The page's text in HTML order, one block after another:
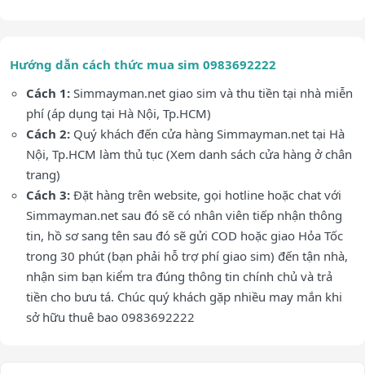
Hướng dẫn cách thức mua sim 0983692222
Cách 1: Simmayman.net giao sim và thu tiền tại nhà miễn
phí (áp dụng tại Hà Nội, Tp.HCM)
Cách 2: Quý khách đến cửa hàng Simmayman.net tại Hà
Nội, Tp.HCM làm thủ tục (Xem danh sách cửa hàng ở chân
trang)
Cách 3: Đặt hàng trên website, gọi hotline hoặc chat với
Simmayman.net sau đó sẽ có nhân viên tiếp nhận thông
tin, hồ sơ sang tên sau đó sẽ gửi COD hoặc giao Hỏa Tốc
trong 30 phút (bạn phải hỗ trợ phí giao sim) đến tận nhà,
nhận sim bạn kiểm tra đúng thông tin chính chủ và trả
tiền cho bưu tá. Chúc quý khách gặp nhiều may mắn khi
sở hữu thuê bao 0983692222